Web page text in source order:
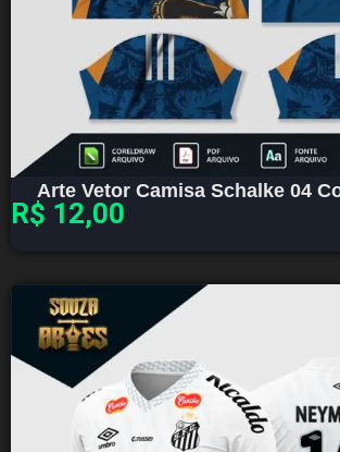
Arte Vetor Camisa Schalke 04
R$ 12,00